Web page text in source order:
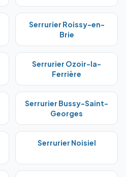
Serrurier Roissy-en-
Brie
Serrurier Ozoir-la-
Ferrière
Serrurier Bussy-Saint-
Georges
Serrurier Noisiel